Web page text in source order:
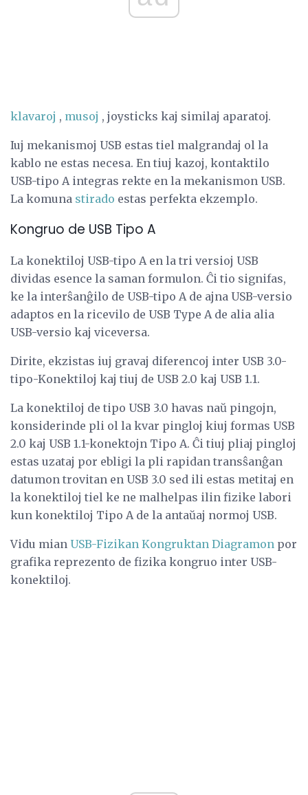
klavaroj , musoj , joysticks kaj similaj aparatoj.
Iuj mekanismoj USB estas tiel malgrandaj ol la
kablo ne estas necesa. En tiuj kazoj, kontaktilo
USB-tipo A integras rekte en la mekanismon USB.
La komuna stirado estas perfekta ekzemplo.
Kongruo de USB Tipo A
La konektiloj USB-tipo A en la tri versioj USB
dividas esence la saman formulon. Ĉi tio signifas,
ke la interŝanĝilo de USB-tipo A de ajna USB-versio
adaptos en la ricevilo de USB Type A de alia alia
USB-versio kaj viceversa.
Dirite, ekzistas iuj gravaj diferencoj inter USB 3.0-
tipo-Konektiloj kaj tiuj de USB 2.0 kaj USB 1.1.
La konektiloj de tipo USB 3.0 havas naŭ pingojn,
konsiderinde pli ol la kvar pingloj kiuj formas USB
2.0 kaj USB 1.1-konektojn Tipo A. Ĉi tiuj pliaj pingloj
estas uzataj por ebligi la pli rapidan transŝanĝan
datumon trovitan en USB 3.0 sed ili estas metitaj en
la konektiloj tiel ke ne malhelpas ilin fizike labori
kun konektiloj Tipo A de la antaŭaj normoj USB.
Vidu mian USB-Fizikan Kongruktan Diagramon por
grafika reprezento de fizika kongruo inter USB-
konektiloj.